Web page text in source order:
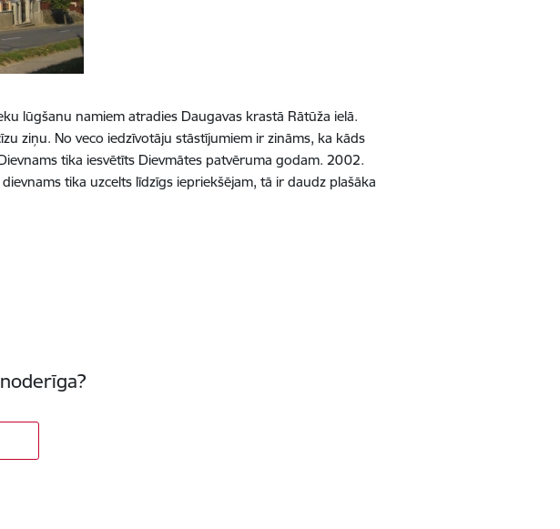
lūgšanu namiem atradies Daugavas krastā Rātūža ielā.
ziņu. No veco iedzīvotāju stāstījumiem ir zināms, ka kāds
tika iesvētīts Dievmātes patvēruma godam. 2002.
tika uzcelts līdzīgs iepriekšējam, tā ir daudz plašāka